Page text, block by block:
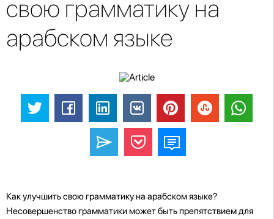
свою грамматику на
арабском языке
Как улучшить свою грамматику на арабском языке?
Несовершенство грамматики может быть препятствием для